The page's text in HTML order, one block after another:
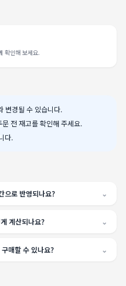
확인해 보세요.
변경될 수 있습니다.
전 재고를 확인해 주세요.
다.
으로 반영되나요? ⌄
계산되나요? ⌄
매할 수 있나요? ⌄